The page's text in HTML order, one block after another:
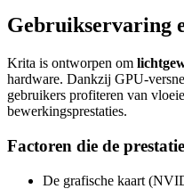
Gebruikservaring
Krita is ontworpen om
hardware. Dankzij GPU-
gebruikers profiteren van
bewerkingsprestaties.
Factoren die de
De grafische kaart